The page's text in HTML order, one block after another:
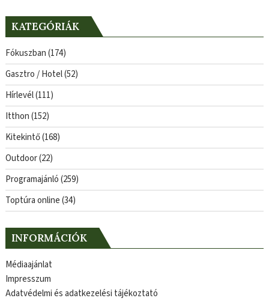
KATEGÓRIÁK
Fókuszban(174)
Gasztro / Hotel(52)
Hírlevél(111)
Itthon(152)
Kitekintő(168)
Outdoor(22)
Programajánló(259)
Toptúra online(34)
INFORMÁCIÓK
Médiaajánlat
Impresszum
Adatvédelmi és adatkezelési tájékoztató